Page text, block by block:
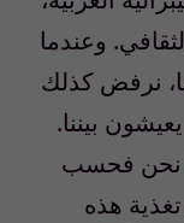
وعندما
نرفض كذلك
بيننا.
نحن فحسب
هذه